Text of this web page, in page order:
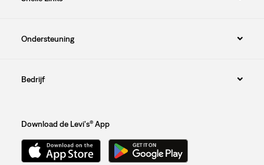
Ondersteuning
Bedrijf
Download de Levi's® App